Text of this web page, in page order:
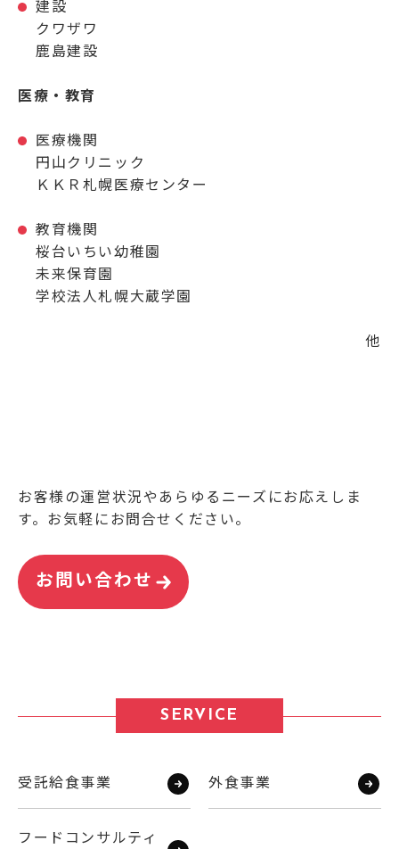
建設
クワザワ
鹿島建設
医療・教育
医療機関
円山クリニック
ＫＫＲ札幌医療センター
教育機関
桜台いちい幼稚園
未来保育園
学校法人札幌大蔵学園
他
お客様の運営状況やあらゆるニーズにお応えしま
す。お気軽にお問合せください。
お問い合わせ
SERVICE
受託給食事業 外食事業
フードコンサルティ